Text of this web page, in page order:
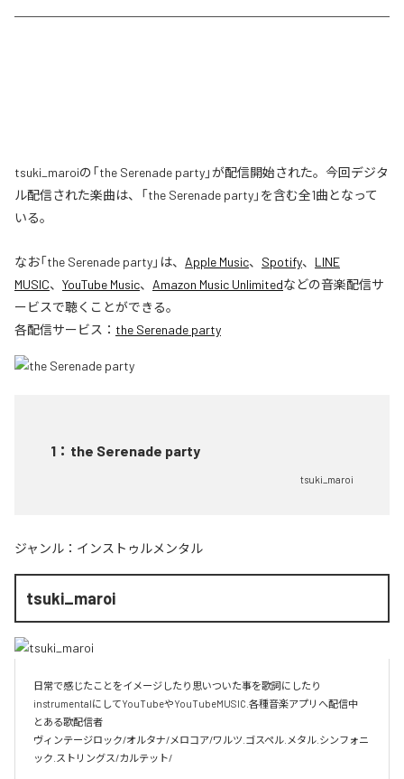
tsuki_maroiの「the Serenade party」が配信開始された。今回デジタ
ル配信された楽曲は、「the Serenade party」を含む全1曲となって
いる。
なお「the Serenade party」は、 Apple Music、 Spotify、 LINE
MUSIC、 YouTube Music、 Amazon Music Unlimitedなどの音楽配信サ
ービスで聴くことができる。
各配信サービス： the Serenade party
1 ： the Serenade party
tsuki_maroi
ジャンル： インストゥルメンタル
tsuki_maroi
日常で感じたことをイメージしたり思いついた事を歌詞にしたり
instrumentalにしてYouTubeやYouTubeMUSIC.各種音楽アプリへ配信中
とある歌配信者
ヴィンテージロック/オルタナ/メロコア/ワルツ.ゴスペル.メタル.シンフォニ
ック.ストリングス/カルテット/